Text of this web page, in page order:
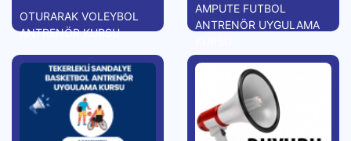
OTURARAK VOLEYBOL
ANTRENÖR KURSU
AMPUTE FUTBOL
ANTRENÖR UYGULAMA